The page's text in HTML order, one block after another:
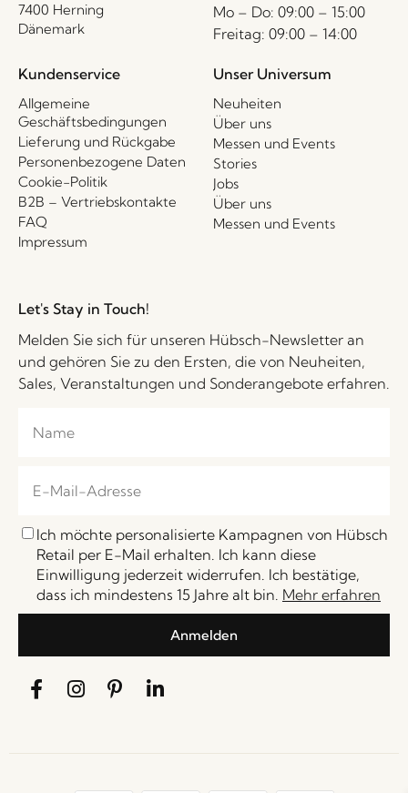
7400 Herning
Dänemark
Mo – Do: 09:00 – 15:00
Freitag: 09:00 – 14:00
Kundenservice
Allgemeine
Geschäftsbedingungen
Lieferung und Rückgabe
Personenbezogene Daten
Cookie-Politik
B2B – Vertriebskontakte
FAQ
Impressum
Unser Universum
Neuheiten
Über uns
Messen und Events
Stories
Jobs
Über uns
Messen und Events
Let's Stay in Touch!
Melden Sie sich für unseren Hübsch-Newsletter an
und gehören Sie zu den Ersten, die von Neuheiten,
Sales, Veranstaltungen und Sonderangebote erfahren.
Ich möchte personalisierte Kampagnen von Hübsch
Retail per E-Mail erhalten. Ich kann diese
Einwilligung jederzeit widerrufen. Ich bestätige,
dass ich mindestens 15 Jahre alt bin. Mehr erfahren
Anmelden